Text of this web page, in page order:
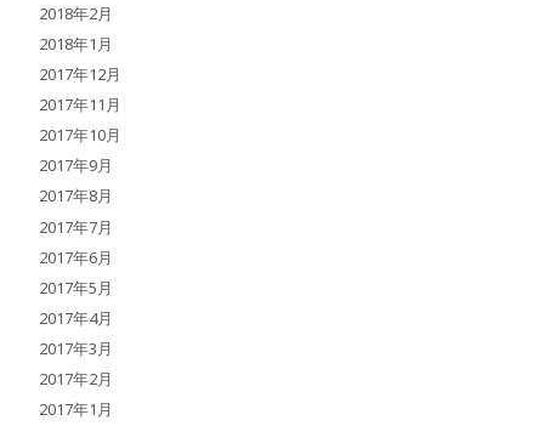
2018年2月
2018年1月
2017年12月
2017年11月
2017年10月
2017年9月
2017年8月
2017年7月
2017年6月
2017年5月
2017年4月
2017年3月
2017年2月
2017年1月